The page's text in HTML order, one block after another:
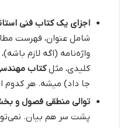
اجزای یک کتاب فنی
شامل عنوان، فهرست
واژه‌نامه (اگه لازم
کلیدی، مثلکتاب
جا داد) میشه. هر کدوم
توالی منطقی فصول و
پشت سر هم بیان.